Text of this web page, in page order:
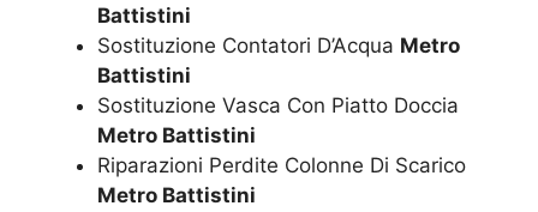
Battistini
Sostituzione Contatori D’Acqua Metro
Battistini
Sostituzione Vasca Con Piatto Doccia
Metro Battistini
Riparazioni Perdite Colonne Di Scarico
Metro Battistini